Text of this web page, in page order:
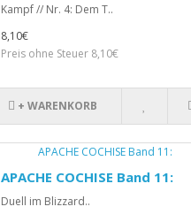
Kampf // Nr. 4: Dem T..
8,10€
Preis ohne Steuer 8,10€
+ WARENKORB
APACHE COCHISE Band 11:
Duell im Blizzard..